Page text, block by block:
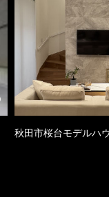
秋田市桜台モデルハ